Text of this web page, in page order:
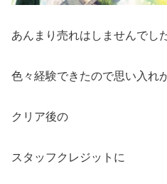
あんまり売れはしませんでし
色々経験できたので思い入れ
クリア後の
スタッフクレジットに